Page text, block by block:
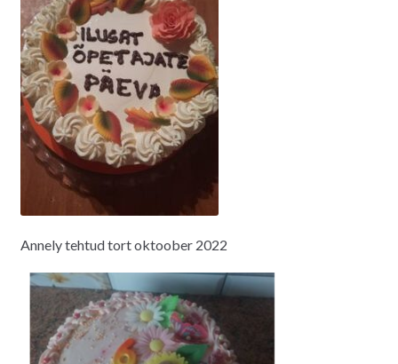
Annely tehtud tort oktoober 2022